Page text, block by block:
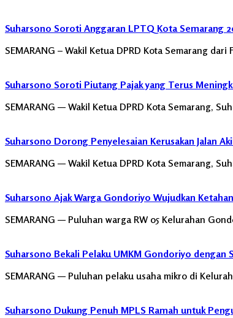
Suharsono Soroti Anggaran LPTQ Kota Semarang
SEMARANG – Wakil Ketua DPRD Kota Semarang
Suharsono Soroti Piutang Pajak yang Terus
SEMARANG — Wakil Ketua DPRD Kota Semarang,
Suharsono Dorong Penyelesaian Kerusakan Jalan
SEMARANG — Wakil Ketua DPRD Kota Semarang,
Suharsono Ajak Warga Gondoriyo Wujudkan
SEMARANG — Puluhan warga RW 05 Kelurahan
Suharsono Bekali Pelaku UMKM Gondoriyo dengan
SEMARANG — Puluhan pelaku usaha mikro di
Suharsono Dukung Penuh MPLS Ramah untuk